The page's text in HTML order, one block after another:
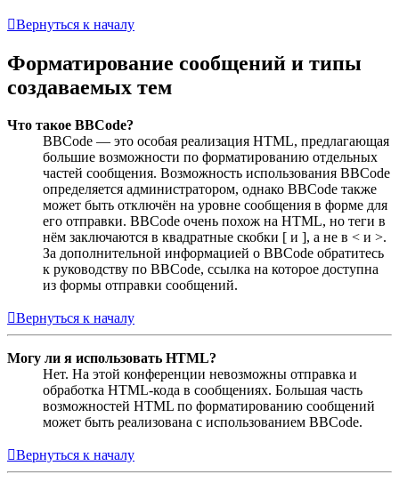
Вернуться к началу
Форматирование сообщений и типы
создаваемых тем
Что такое BBCode?
BBCode — это особая реализация HTML, предлагающая
большие возможности по форматированию отдельных
частей сообщения. Возможность использования BBCode
определяется администратором, однако BBCode также
может быть отключён на уровне сообщения в форме для
его отправки. BBCode очень похож на HTML, но теги в
нём заключаются в квадратные скобки [ и ], а не в < и >.
За дополнительной информацией о BBCode обратитесь
к руководству по BBCode, ссылка на которое доступна
из формы отправки сообщений.
Вернуться к началу
Могу ли я использовать HTML?
Нет. На этой конференции невозможны отправка и
обработка HTML-кода в сообщениях. Большая часть
возможностей HTML по форматированию сообщений
может быть реализована с использованием BBCode.
Вернуться к началу